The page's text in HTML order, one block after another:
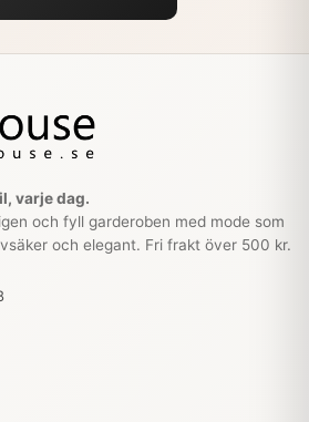
varje dag.
och fyll garderoben med mode som
och elegant. Fri frakt över 500 kr.